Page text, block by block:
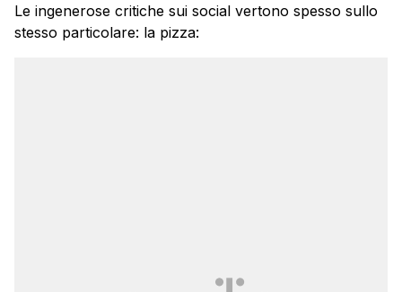
Le ingenerose critiche sui social vertono spesso sullo
stesso particolare: la pizza: